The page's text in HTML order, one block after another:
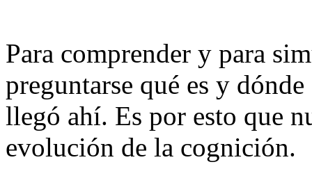
Para comprender y para
preguntarse qué es y
llegó ahí. Es por esto que
evolución de la cognición.